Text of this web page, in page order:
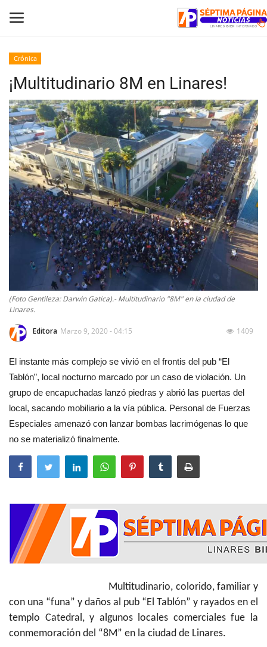
Inicio
Crónica
Policial
Tribunales
Deporte
Política
Espectáculos
Crónica
¡Multitudinario 8M en Linares!
(Foto Gentileza: Darwin Gatica).- Multitudinario "8M" en la ciudad de
Linares.
Editora Marzo 9, 2020 - 04:15 1409
El instante más complejo se vivió en el frontis del pub “El
Tablón”, local nocturno marcado por un caso de violación. Un
grupo de encapuchadas lanzó piedras y abrió las puertas del
local, sacando mobiliario a la vía pública. Personal de Fuerzas
Especiales amenazó con lanzar bombas lacrimógenas lo que
no se materializó finalmente.
Multitudinario, colorido, familiar y
con una “funa” y daños al pub “El Tablón” y rayados en el
templo Catedral, y algunos locales comerciales fue la
conmemoración del “8M” en la ciudad de Linares.